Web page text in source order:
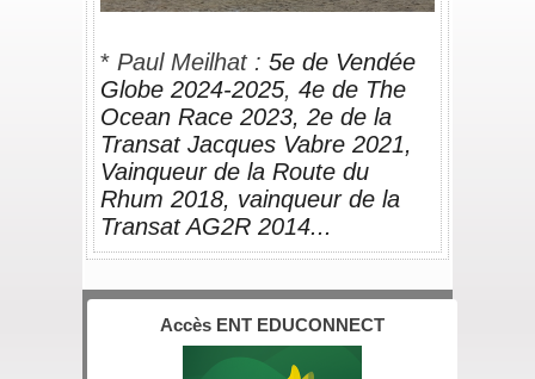
Accès ENT EDUCONNECT
* Paul Meilhat : 5e de Vendée
Globe 2024-2025, 4e de The
Ocean Race 2023, 2e de la
Transat Jacques Vabre 2021,
Vainqueur de la Route du
Rhum 2018, vainqueur de la
Transat AG2R 2014...